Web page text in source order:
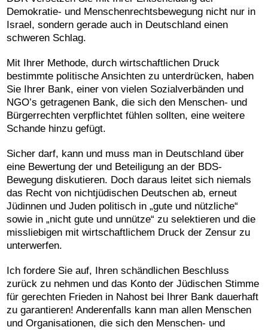
Demokratie- und Menschenrechtsbewegung nicht nur in
Israel, sondern gerade auch in Deutschland einen
schweren Schlag.
Mit Ihrer Methode, durch wirtschaftlichen Druck
bestimmte politische Ansichten zu unterdrücken, haben
Sie Ihrer Bank, einer von vielen Sozialverbänden und
NGO’s getragenen Bank, die sich den Menschen- und
Bürgerrechten verpflichtet fühlen sollten, eine weitere
Schande hinzu gefügt.
Sicher darf, kann und muss man in Deutschland über
eine Bewertung der und Beteiligung an der BDS-
Bewegung diskutieren. Doch daraus leitet sich niemals
das Recht von nichtjüdischen Deutschen ab, erneut
Jüdinnen und Juden politisch in „gute und nützliche“
sowie in „nicht gute und unnütze“ zu selektieren und die
missliebigen mit wirtschaftlichem Druck der Zensur zu
unterwerfen.
Ich fordere Sie auf, Ihren schändlichen Beschluss
zurück zu nehmen und das Konto derJüdischen Stimme
für gerechten Frieden in Nahost bei Ihrer Bank dauerhaft
zu garantieren! Anderenfalls kann man allen Menschen
und Organisationen, die sich den Menschen- und